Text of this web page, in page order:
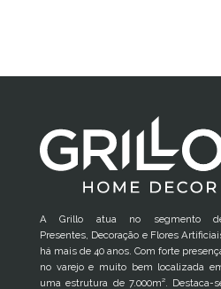
A Grillo atua no segmento
Presentes, Decoração e Flores
há mais de 40 anos. Com forte
no varejo e muito bem localizada
uma estrutura de 7.000m². Destaca-